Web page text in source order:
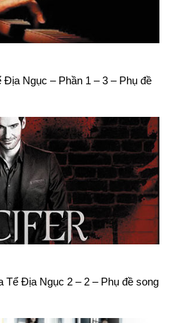
Địa Ngục – Phần 1 – 3 – Phụ đề
Tể Địa Ngục 2 – 2 – Phụ đề song